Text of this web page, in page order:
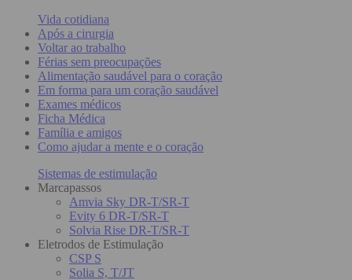
Vida cotidiana
Após a cirurgia
Voltar ao trabalho
Férias sem preocupações
Alimentação saudável para o coração
Em forma para um coração saudável
Exames médicos
Ficha Médica
Família e amigos
Como ajudar a mente e o coração
Sistemas de estimulação
Marcapassos
Amvia Sky DR-T/SR-T
Evity 6 DR-T/SR-T
Solvia Rise DR-T/SR-T
Eletrodos de Estimulação
CSP S
Solia S, T/JT